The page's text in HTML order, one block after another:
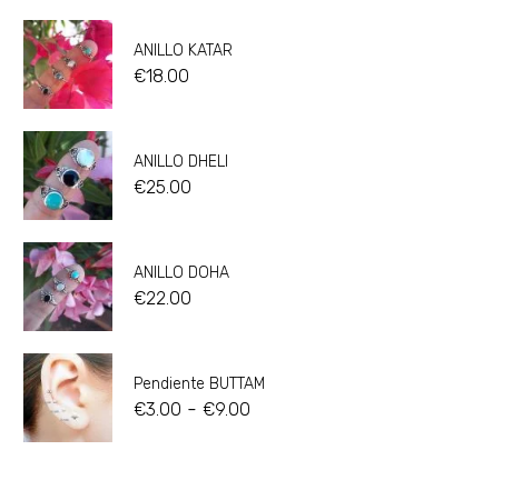
ANILLO KATAR
€18.00
ANILLO DHELI
€25.00
ANILLO DOHA
€22.00
Pendiente BUTTAM
€3.00 - €9.00